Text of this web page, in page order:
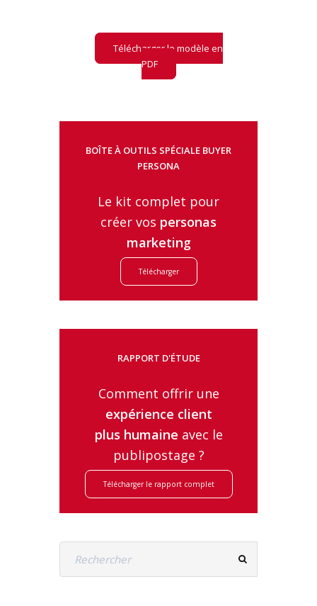
Télécharger le modèle en
PDF
BOÎTE À OUTILS SPÉCIALE BUYER
PERSONA
Le kit complet pour
créer vos personas
marketing
Télécharger
RAPPORT D'ÉTUDE
Comment offrir une
expérience client
plus humaine avec le
publipostage ?
Télécharger le rapport complet